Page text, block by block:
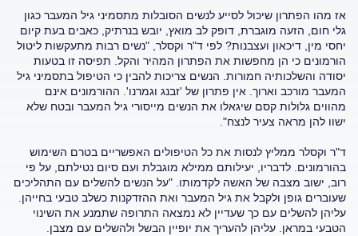
אז מהו הפתרון שיכול לסייע לנשים הסובלות מתסמיני גיל המעבר כגון
גלי חום, הזעה מוגברת, דופק לב מואץ, יובש בנרתיק, כאבים בעת קיום
יחסי מין, דיכאון ועצבנות? לפי ד"ר וקסלר, "נשים רבות מתעקשות ליטול
הורמונים כי הן מחפשות את הפתרון המהיר והקל. תפיסה זו בטעות
יסודה והשלכותיה חמורות. הנשים צריכות להבין כי הטיפול בתסמיני גיל
המעבר מורכב וארוך. אין פתרון של 'זבנג וגמרנו'. ההורמונים אינם
מהווים גלולות קסם שיגאלו את הנשים מייסורי גיל המעבר ובטח שלא
ישוו להן מראה צעיר לנצח".
ד"ר וקסלר ממליץ לנסות את כל הטיפולים האפשריים בטרם השימוש
בהורמונים. לדבריו, יעילותם ממילא מוגבלת ועם סיום נטילתם, על פי
רוב, ישוב מצבה של האשה לקדמותו. "על הנשים להשלים עם התהליכים
שעוברים גופן ולקבל את גיל המעבר ואת ההזדקנות כשלב טבעי בחייהן.
עליהן להשלים עם כך שעדיין לא נמצאה התרופה שתמנע את השינוי
הטבעי במראן. עליהן להעריך את יופיין הבשל ולהשלים עם מצבן.